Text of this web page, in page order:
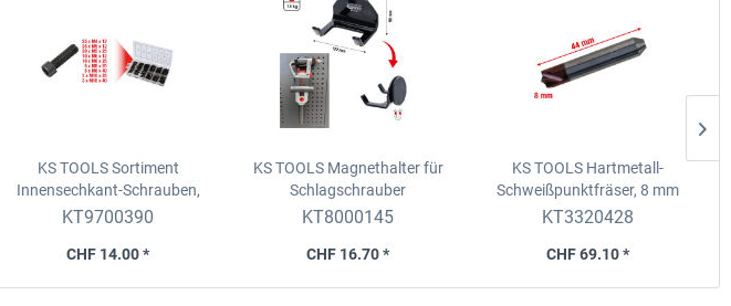
KS TOOLS Sortiment
Innensechkant-Schrauben,
metrisch, 106stk.
KT9700390
CHF 14.00 *
KS TOOLS Magnethalter für
Schlagschrauber
KT8000145
CHF 16.70 *
KS TOOLS Hartmetall-
Schweißpunktfräser, 8 mm
KT3320428
CHF 69.10 *